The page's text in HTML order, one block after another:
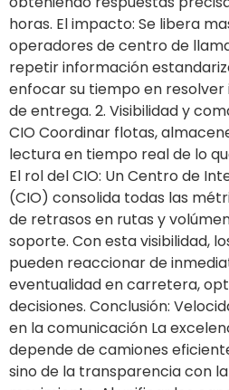
horas. El impacto: Se libera
operadores de centro de
repetir información
enfocar su tiempo en
de entrega. 2. Visibilidad y
CIO Coordinar flotas,
lectura en tiempo real de lo
El rol del CIO: Un Centro de
(CIO) consolida todas las
de retrasos en rutas y
soporte. Con esta visibilidad,
pueden reaccionar de
eventualidad en carretera,
decisiones. Conclusión:
en la comunicación La
depende de camiones
sino de la transparencia con